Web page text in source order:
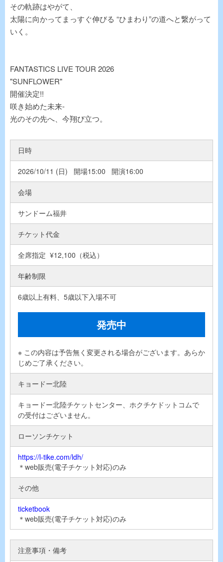
その軌跡はやがて、
太陽に向かってまっすぐ伸びる “ひまわり”の道へと繋がって
いく。
FANTASTICS LIVE TOUR 2026
"SUNFLOWER"
開催決定!!
咲き始めた未来-
光のその先へ、今翔び立つ。
日時
2026/10/11 (日) 開場15:00 開演16:00
会場
サンドーム福井
チケット代金
全席指定 ¥12,100（税込）
年齢制限
6歳以上有料、5歳以下入場不可
発売中
※ この内容は予告無く変更される場合がございます。あらか
じめご了承ください。
キョードー北陸
キョードー北陸チケットセンター、ホクチケドットコムで
の受付はございません。
ローソンチケット
https://l-tike.com/ldh/
＊web販売(電子チケット対応)のみ
その他
ticketbook
＊web販売(電子チケット対応)のみ
注意事項・備考